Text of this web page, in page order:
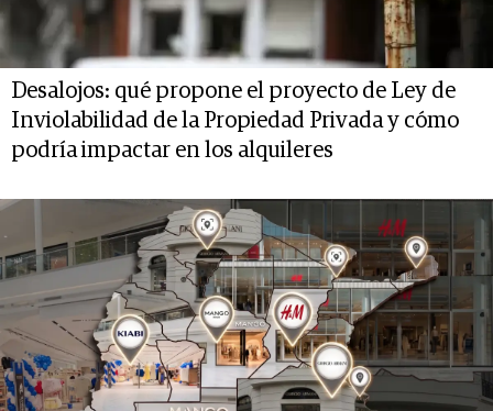
Desalojos: qué propone el proyecto de Ley de
Inviolabilidad de la Propiedad Privada y cómo
podría impactar en los alquileres